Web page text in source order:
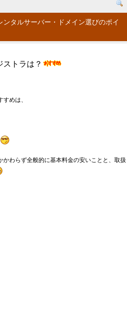
ンタルサーバー・ドメイン選びのポイ
ストラは？
めは、
わらず全般的に基本料金の安いことと、取扱